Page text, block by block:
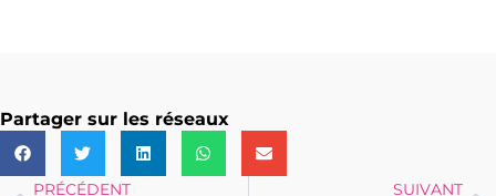
Partager sur les réseaux
PRÉCÉDENT SUIVANT